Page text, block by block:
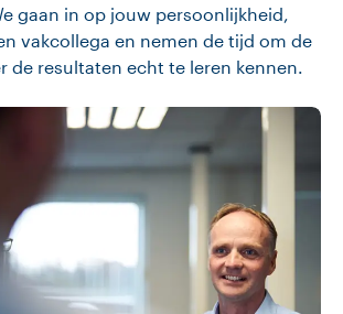
gaan in op jouw persoonlijkheid,
vakcollega en nemen de tijd om de
de resultaten echt te leren kennen.